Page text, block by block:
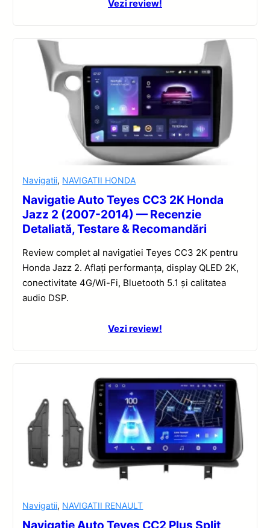
Vezi review!
Navigatii, NAVIGATII HONDA
Navigatie Auto Teyes CC3 2K Honda
Jazz 2 (2007-2014) — Recenzie
Detaliată, Testare & Recomandări
Review complet al navigatiei Teyes CC3 2K pentru
Honda Jazz 2. Aflați performanța, display QLED 2K,
conectivitate 4G/Wi-Fi, Bluetooth 5.1 și calitatea
audio DSP.
Vezi review!
Navigatii, NAVIGATII RENAULT
Navigație Auto Teyes CC2 Plus Split